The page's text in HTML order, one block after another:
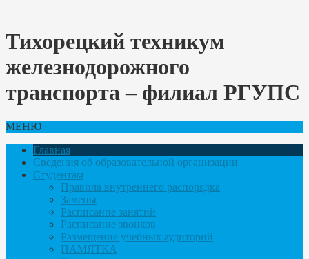
Тихорецкий техникум
железнодорожного
транспорта – филиал РГУПС
МЕНЮ
Главная
Сведения об образовательной организации
Студентам
Правила внутреннего распорядка
Замены
Расписание занятий
Расписание звонков
Размещение учебных аудиторий
ПАМЯТКА